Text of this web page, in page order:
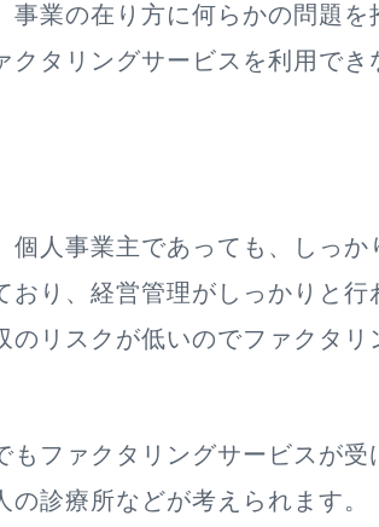
事業の在り方に何らかの問題を
クタリングサービスを利用でき
個人事業主であっても、しっか
おり、経営管理がしっかりと行
のリスクが低いのでファクタリ
もファクタリングサービスが受
の診療所などが考えられます。